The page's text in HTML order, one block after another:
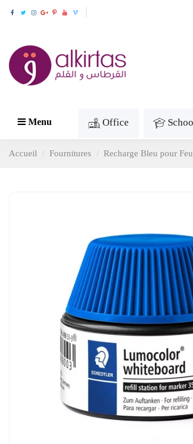
Menu Office
Accueil Fournitures Recharge Bleu pour